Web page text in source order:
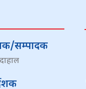
सम्पादक